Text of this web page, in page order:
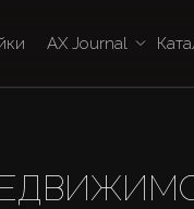
AX Journal